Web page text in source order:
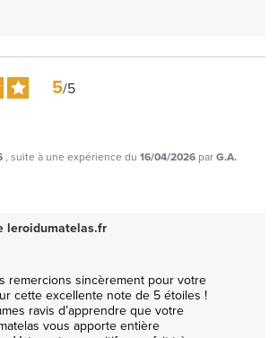
5/5
, suite à une expérience du 16/04/2026 parG.A.
leroidumatelas.fr
remercions sincèrement pour votre
cette excellente note de 5 étoiles !
ravis d’apprendre que votre
vous apporte entière